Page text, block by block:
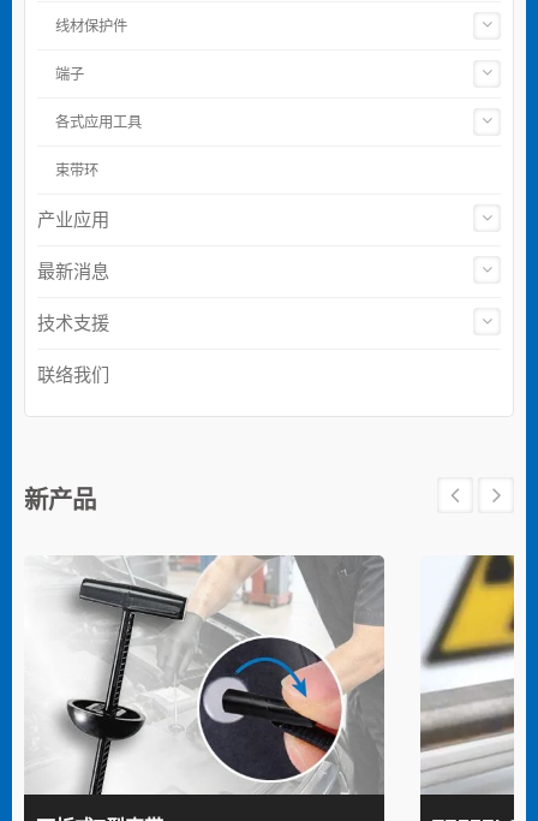
线材保护件
端子
各式应用工具
束带环
产业应用
最新消息
技术支援
联络我们
新产品